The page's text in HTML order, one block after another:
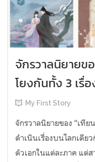
จักรวาลนิยายข
โยงกันทั้ง 3 เรื่อ
My First Story
จักรวาลนิยายของ “เทีย
ดำเนินเรื่องบนโลกเดีย
ตัวเอกในแต่ละภาค แต่